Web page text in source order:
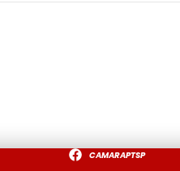
CAMARAPTSP